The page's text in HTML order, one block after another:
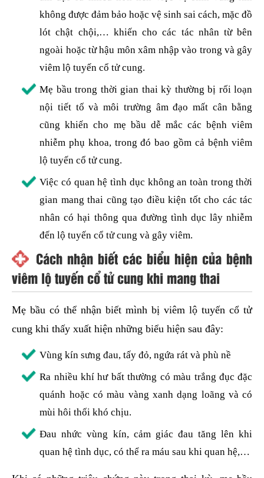
không được đảm bảo hoặc vệ sinh sai cách, mặc đồ
lót chật chội,… khiến cho các tác nhân từ bên
ngoài hoặc từ hậu môn xâm nhập vào trong và gây
viêm lộ tuyến cổ tử cung.
Mẹ bầu trong thời gian thai kỳ thường bị rối loạn
nội tiết tố và môi trường âm đạo mất cân bằng
cũng khiến cho mẹ bầu dễ mắc các bệnh viêm
nhiễm phụ khoa, trong đó bao gồm cả bệnh viêm
lộ tuyến cổ tử cung.
Việc có quan hệ tình dục không an toàn trong thời
gian mang thai cũng tạo điều kiện tốt cho các tác
nhân có hại thông qua đường tình dục lây nhiễm
đến lộ tuyến cổ tử cung và gây viêm.
Cách nhận biết các biểu hiện của bệnh
viêm lộ tuyến cổ tử cung khi mang thai
Mẹ bầu có thể nhận biết mình bị viêm lộ tuyến cổ tử
cung khi thấy xuất hiện những biểu hiện sau đây:
Vùng kín sưng đau, tấy đỏ, ngứa rát và phù nề
Ra nhiều khí hư bất thường có màu trắng đục đặc
quánh hoặc có màu vàng xanh dạng loãng và có
mùi hôi thối khó chịu.
Đau nhức vùng kín, cảm giác đau tăng lên khi
quan hệ tình dục, có thể ra máu sau khi quan hệ,…